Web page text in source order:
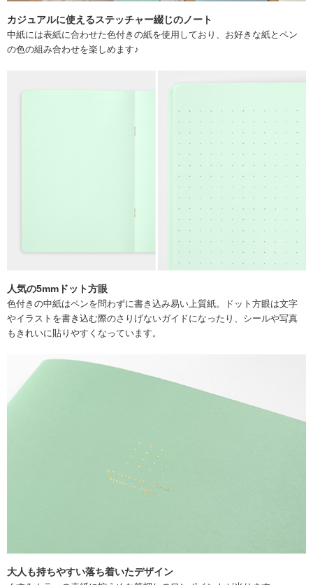
カジュアルに使えるステッチャー綴じのノート
中紙には表紙に合わせた色付きの紙を使用しており、お好きな紙とペン
の色の組み合わせを楽しめます♪
人気の5mmドット方眼
色付きの中紙はペンを問わずに書き込み易い上質紙。ドット方眼は文字
やイラストを書き込む際のさりげないガイドになったり、シールや写真
もきれいに貼りやすくなっています。
大人も持ちやすい落ち着いたデザイン